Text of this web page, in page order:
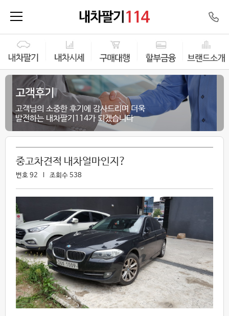
고객후기
고객님의 소중한 후기에 감사드리며 더욱
발전하는 내차팔기114가 되겠습니다
중고차견적 내차얼마인지?
번호 92 l 조회수 538